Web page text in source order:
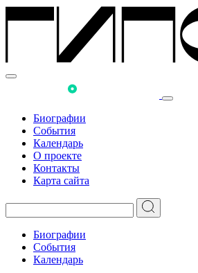
Биографии
События
Календарь
О проекте
Контакты
Карта сайта
Биографии
События
Календарь